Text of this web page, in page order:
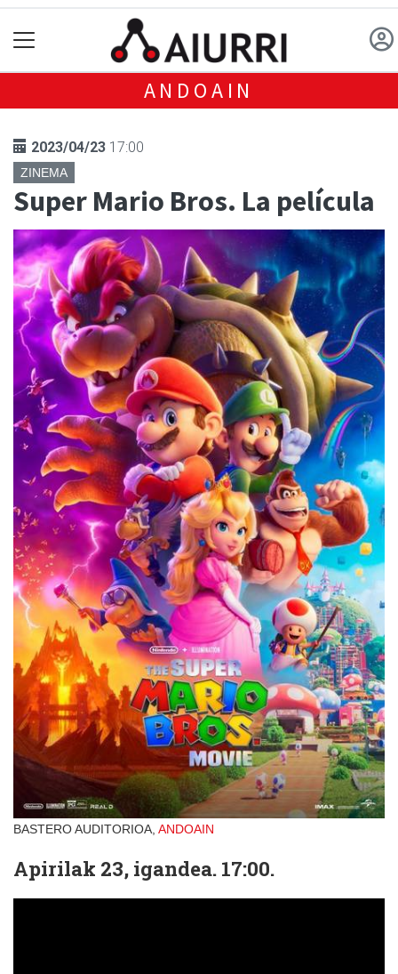
ANDOAIN
2023/04/23 17:00
ZINEMA
Super Mario Bros. La película
BASTERO AUDITORIOA, ANDOAIN
Apirilak 23, igandea. 17:00.